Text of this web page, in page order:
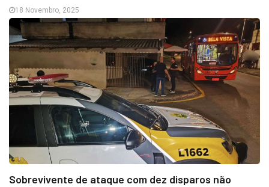
18 Novembro, 2025
Sobrevivente de ataque com dez disparos não